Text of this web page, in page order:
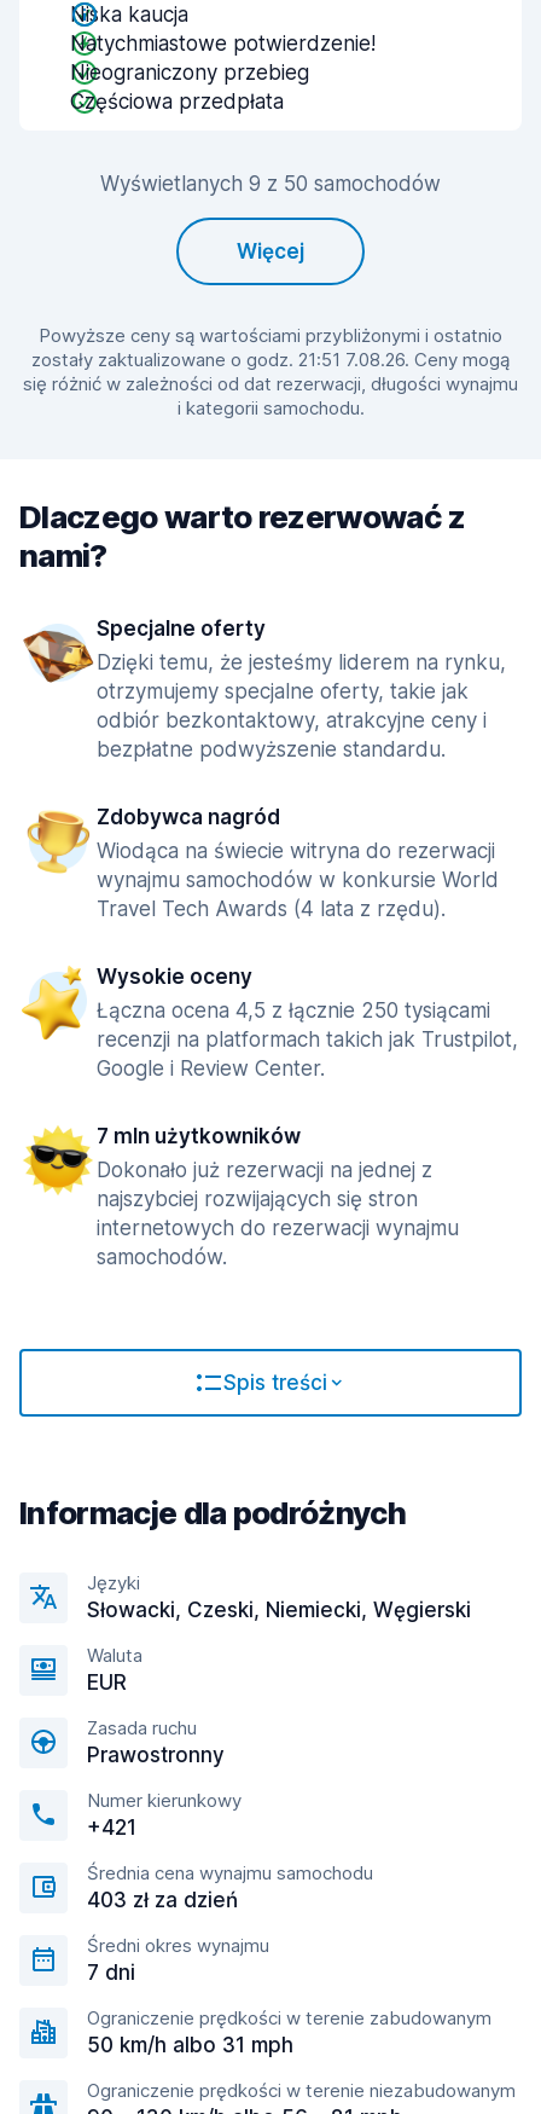
Niska kaucja
Natychmiastowe potwierdzenie!
Nieograniczony przebieg
Częściowa przedpłata
Wyświetlanych 9 z 50 samochodów
Więcej
Powyższe ceny są wartościami przybliżonymi i ostatnio
zostały zaktualizowane o godz. 21:51 7.08.26. Ceny mogą
się różnić w zależności od dat rezerwacji, długości wynajmu
i kategorii samochodu.
Dlaczego warto rezerwować z
nami?
Specjalne oferty
Dzięki temu, że jesteśmy liderem na rynku,
otrzymujemy specjalne oferty, takie jak
odbiór bezkontaktowy, atrakcyjne ceny i
bezpłatne podwyższenie standardu.
Zdobywca nagród
Wiodąca na świecie witryna do rezerwacji
wynajmu samochodów w konkursie World
Travel Tech Awards (4 lata z rzędu).
Wysokie oceny
Łączna ocena 4,5 z łącznie 250 tysiącami
recenzji na platformach takich jak Trustpilot,
Google i Review Center.
7 mln użytkowników
Dokonało już rezerwacji na jednej z
najszybciej rozwijających się stron
internetowych do rezerwacji wynajmu
samochodów.
Spis treści
Informacje dla podróżnych
Języki
Słowacki, Czeski, Niemiecki, Węgierski
Waluta
EUR
Zasada ruchu
Prawostronny
Numer kierunkowy
+421
Średnia cena wynajmu samochodu
403 zł za dzień
Średni okres wynajmu
7 dni
Ograniczenie prędkości w terenie zabudowanym
50 km/h albo 31 mph
Ograniczenie prędkości w terenie niezabudowanym